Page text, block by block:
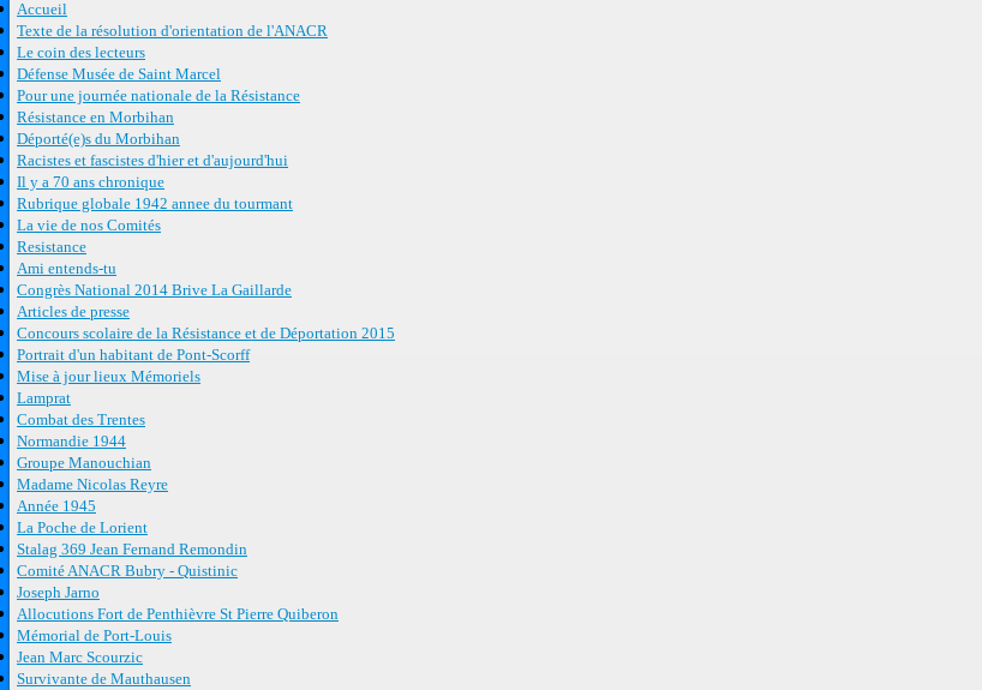
Accueil
Texte de la résolution d'orientation de l'ANACR
Le coin des lecteurs
Défense Musée de Saint Marcel
Pour une journée nationale de la Résistance
Résistance en Morbihan
Déporté(e)s du Morbihan
Racistes et fascistes d'hier et d'aujourd'hui
Il y a 70 ans chronique
Rubrique globale 1942 annee du tourmant
La vie de nos Comités
Resistance
Ami entends-tu
Congrès National 2014 Brive La Gaillarde
Articles de presse
Concours scolaire de la Résistance et de Déportation 2015
Portrait d'un habitant de Pont-Scorff
Mise à jour lieux Mémoriels
Lamprat
Combat des Trentes
Normandie 1944
Groupe Manouchian
Madame Nicolas Reyre
Année 1945
La Poche de Lorient
Stalag 369 Jean Fernand Remondin
Comité ANACR Bubry - Quistinic
Joseph Jarno
Allocutions Fort de Penthièvre St Pierre Quiberon
Mémorial de Port-Louis
Jean Marc Scourzic
Survivante de Mauthausen